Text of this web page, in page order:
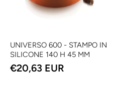
UNIVERSO 600 - STAMPO IN
SILICONE 140 H 45 MM
€20,63 EUR